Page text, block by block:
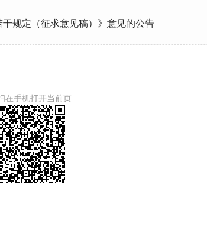
规定（征求意见稿）》意见的公告
在手机打开当前页